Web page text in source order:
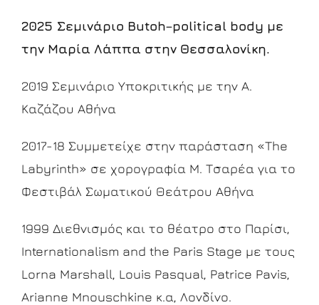
2025 Σεμινάριο Butoh–political body με
την Μαρία Λάππα στην Θεσσαλονίκη.
2019 Σεμινάριο Υποκριτικής με την Α.
Καζάζου Αθήνα
2017-18 Συμμετείχε στην παράσταση «The
Labyrinth» σε χορογραφία Μ. Τσαρέα για το
Φεστιβάλ Σωματικού Θεάτρου Αθήνα
1999 Διεθνισμός και το θέατρο στο Παρίσι,
Internationalism and the Paris Stage με τους
Lorna Marshall, Louis Pasqual, Patrice Pavis,
Arianne Mnouschkine κ.α, Λονδίνο.